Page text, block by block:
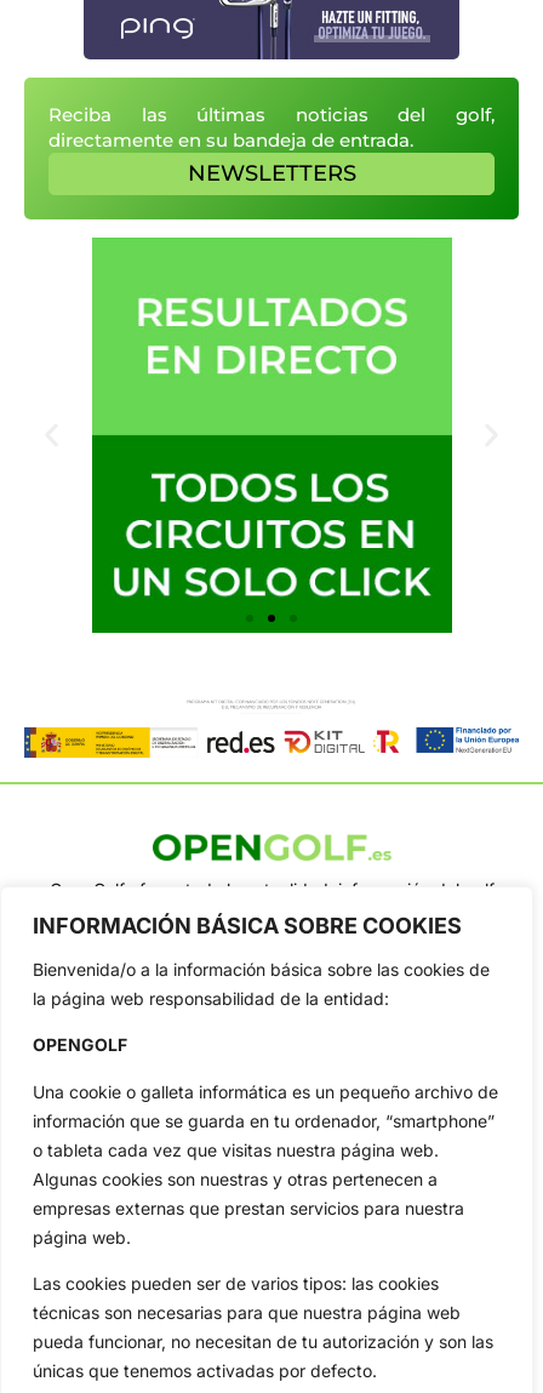
INFORMACIÓN BÁSICA SOBRE COOKIES
Bienvenida/o a la información básica sobre las cookies de
la página web responsabilidad de la entidad:
OPENGOLF
Una cookie o galleta informática es un pequeño archivo de
información que se guarda en tu ordenador, “smartphone”
o tableta cada vez que visitas nuestra página web.
Algunas cookies son nuestras y otras pertenecen a
empresas externas que prestan servicios para nuestra
página web.
Las cookies pueden ser de varios tipos: las cookies
técnicas son necesarias para que nuestra página web
pueda funcionar, no necesitan de tu autorización y son las
únicas que tenemos activadas por defecto.
Reciba las últimas noticias del golf,
directamente en su bandeja de entrada.
NEWSLETTERS
OpenGolf ofrece toda la actualidad, información del golf
profesional y amateur, resultados en directo, vídeos, noticias,
Jon Rahm, LIV Golf, PGA Tour, Ryder Cup, DP World Tour, LPGA
Tour...
Categorias
Amateurs
Circuitos
Especiales
Reglas
Vídeos
De Interés
Compañía
Aviso Legal
Política de Cookies
Publicidad
Newsletters